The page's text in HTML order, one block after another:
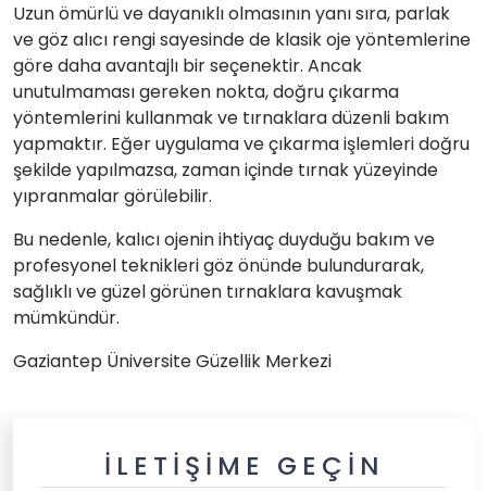
Uzun ömürlü ve dayanıklı olmasının yanı sıra, parlak
ve göz alıcı rengi sayesinde de klasik oje yöntemlerine
göre daha avantajlı bir seçenektir. Ancak
unutulmaması gereken nokta, doğru çıkarma
yöntemlerini kullanmak ve tırnaklara düzenli bakım
yapmaktır. Eğer uygulama ve çıkarma işlemleri doğru
şekilde yapılmazsa, zaman içinde tırnak yüzeyinde
yıpranmalar görülebilir.
Bu nedenle, kalıcı ojenin ihtiyaç duyduğu bakım ve
profesyonel teknikleri göz önünde bulundurarak,
sağlıklı ve güzel görünen tırnaklara kavuşmak
mümkündür.
Gaziantep Üniversite Güzellik Merkezi
İLETIŞIME GEÇIN